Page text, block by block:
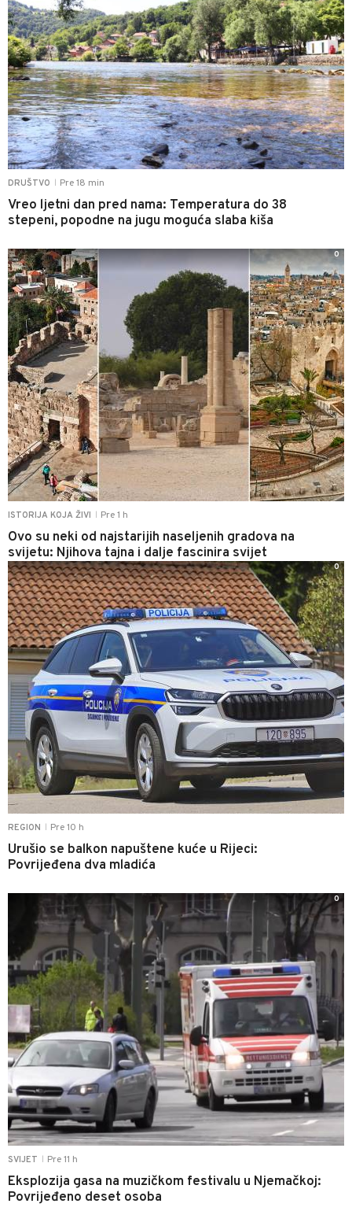
DRUŠTVO Pre 18 min
Vreo ljetni dan pred nama: Temperatura do 38
stepeni, popodne na jugu moguća slaba kiša
ISTORIJA KOJA ŽIVI Pre 1 h
Ovo su neki od najstarijih naseljenih gradova na
svijetu: Njihova tajna i dalje fascinira svijet
0
REGION Pre 10 h
Urušio se balkon napuštene kuće u Rijeci:
Povrijeđena dva mladića
0
SVIJET Pre 11 h
Eksplozija gasa na muzičkom festivalu u Njemačkoj:
Povrijeđeno deset osoba
0